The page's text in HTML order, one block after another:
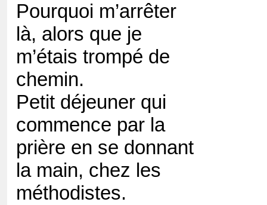
Pourquoi m’arrêter
là, alors que je
m’étais trompé de
chemin.
Petit déjeuner qui
commence par la
prière en se donnant
la main, chez les
méthodistes.